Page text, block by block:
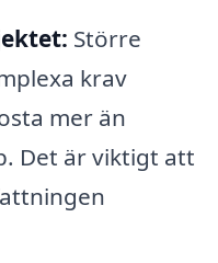
Större
krav
mer än
Det är viktigt att